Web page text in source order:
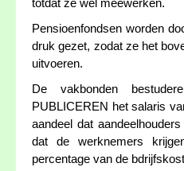
totdat ze wel meewerken.
Pensioenfondsen worden
druk gezet, zodat ze het
uitvoeren.
De vakbonden
PUBLICEREN het salaris
aandeel dat
dat de werknemers
percentage van de